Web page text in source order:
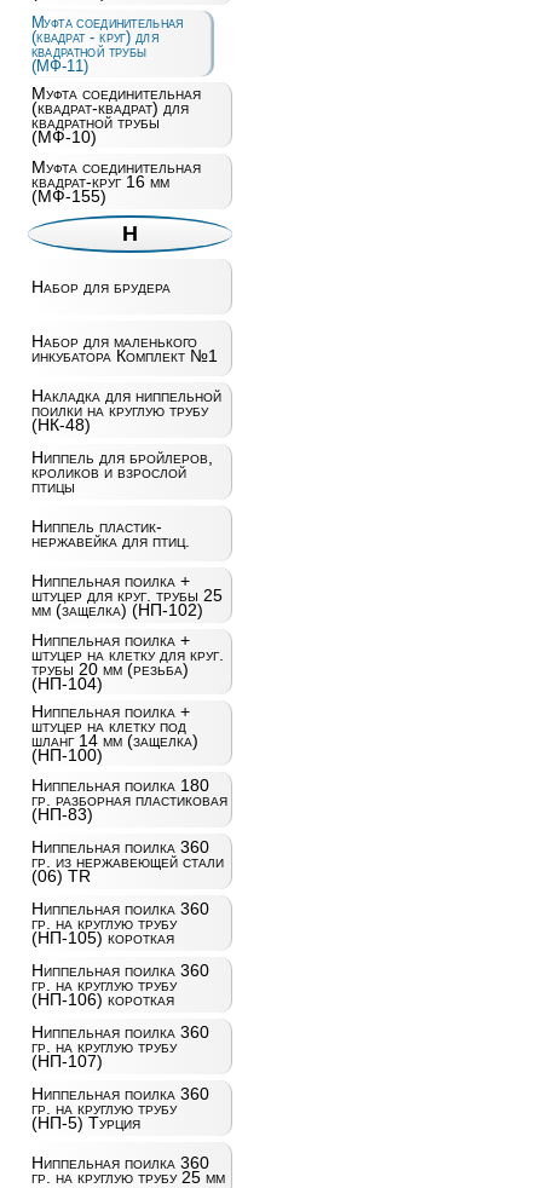
Муфта соединительная
(квадрат - круг) для
квадратной трубы
(МФ-11)
Муфта соединительная
(квадрат-квадрат) для
квадратной трубы
(МФ-10)
Муфта соединительная
квадрат-круг 16 мм
(МФ-155)
Н
Набор для брудера
Набор для маленького
инкубатора Комплект №1
Накладка для ниппельной
поилки на круглую трубу
(НК-48)
Ниппель для бройлеров,
кроликов и взрослой
птицы
Ниппель пластик-
нержавейка для птиц.
Ниппельная поилка +
штуцер для круг. трубы 25
мм (защелка) (НП-102)
Ниппельная поилка +
штуцер на клетку для круг.
трубы 20 мм (резьба)
(НП-104)
Ниппельная поилка +
штуцер на клетку под
шланг 14 мм (защелка)
(НП-100)
Ниппельная поилка 180
гр. разборная пластиковая
(НП-83)
Ниппельная поилка 360
гр. из нержавеющей стали
(06) TR
Ниппельная поилка 360
гр. на круглую трубу
(НП-105) короткая
Ниппельная поилка 360
гр. на круглую трубу
(НП-106) короткая
Ниппельная поилка 360
гр. на круглую трубу
(НП-107)
Ниппельная поилка 360
гр. на круглую трубу
(НП-5) Турция
Ниппельная поилка 360
гр. на круглую трубу 25 мм